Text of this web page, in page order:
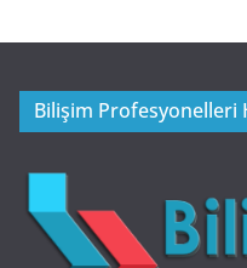
Bilişim Profesyonelleri